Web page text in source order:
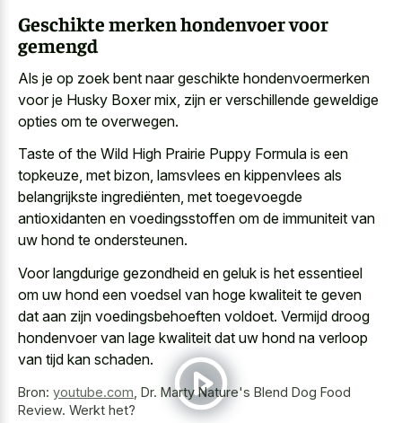
Geschikte merken hondenvoer voor
gemengd
Als je op zoek bent naar geschikte hondenvoermerken
voor je Husky Boxer mix, zijn er verschillende geweldige
opties om te overwegen.
Taste of the Wild High Prairie Puppy Formula is een
topkeuze, met bizon, lamsvlees en kippenvlees als
belangrijkste ingrediënten, met toegevoegde
antioxidanten en voedingsstoffen om de immuniteit van
uw hond te ondersteunen.
Voor langdurige gezondheid en geluk is het essentieel
om uw hond een voedsel van hoge kwaliteit te geven
dat aan zijn voedingsbehoeften voldoet. Vermijd droog
hondenvoer van lage kwaliteit dat uw hond na verloop
van tijd kan schaden.
Bron: youtube.com Dr. Marty Nature's Blend Dog Food
Review. Werkt het?